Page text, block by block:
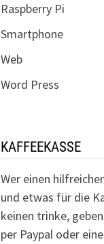
Raspberry Pi
Smartphone
Web
Word Press
KAFFEEKASSE
Wer einen
und etwas für die
keinen trinke,
per Paypal oder